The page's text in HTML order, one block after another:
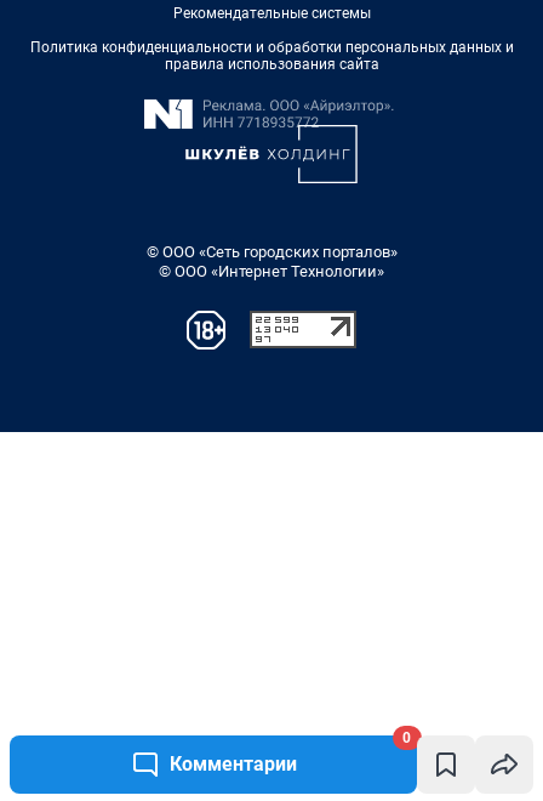
Комментарии
0
Рекомендательные системы
Политика конфиденциальности и обработки персональных данных и
правила использования сайта
© ООО «Сеть городских порталов»
© ООО «Интернет Технологии»